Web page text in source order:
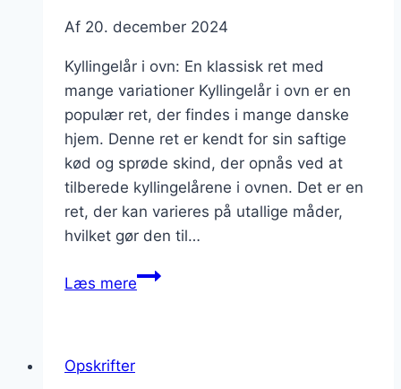
Af 20. december 2024
Kyllingelår i ovn: En klassisk ret med
mange variationer Kyllingelår i ovn er en
populær ret, der findes i mange danske
hjem. Denne ret er kendt for sin saftige
kød og sprøde skind, der opnås ved at
tilberede kyllingelårene i ovnen. Det er en
ret, der kan varieres på utallige måder,
hvilket gør den til…
Læs mereKyllingelår
Opskrifter